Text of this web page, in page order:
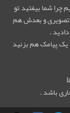
چرا شما بیفتید تو
و بعدش هم
.
یک پیامک هم بزنید
باشد .